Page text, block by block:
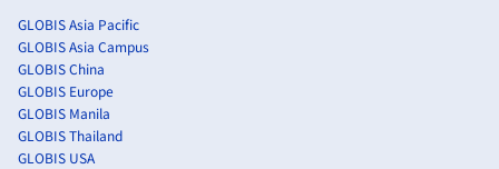
GLOBIS Asia Pacific
GLOBIS Asia Campus
GLOBIS China
GLOBIS Europe
GLOBIS Manila
GLOBIS Thailand
GLOBIS USA